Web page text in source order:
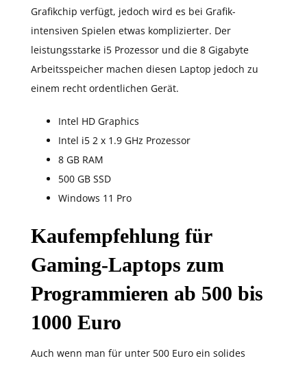
Grafikchip verfügt, jedoch wird es bei Grafik-
intensiven Spielen etwas komplizierter. Der
leistungsstarke i5 Prozessor und die 8 Gigabyte
Arbeitsspeicher machen diesen Laptop jedoch zu
einem recht ordentlichen Gerät.
Intel HD Graphics
Intel i5 2 x 1.9 GHz Prozessor
8 GB RAM
500 GB SSD
Windows 11 Pro
Kaufempfehlung für
Gaming-Laptops zum
Programmieren ab 500 bis
1000 Euro
Auch wenn man für unter 500 Euro ein solides